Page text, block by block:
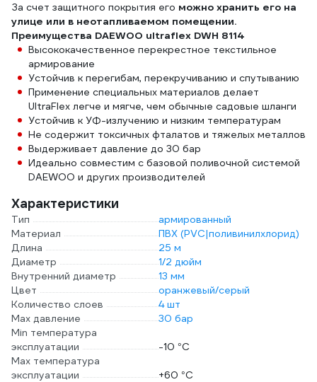
За счет защитного покрытия его можно хранить его на
улице или в неотапливаемом помещении.
Преимущества DAEWOO ultraflex DWH 8114
Высококачественное перекрестное текстильное
армирование
Устойчив к перегибам, перекручиванию и спутыванию
Применение специальных материалов делает
UltraFlex легче и мягче, чем обычные садовые шланги
Устойчив к УФ-излучению и низким температурам
Не содержит токсичных фталатов и тяжелых металлов
Выдерживает давление до 30 бар
Идеально совместим с базовой поливочной системой
DAEWOO и других производителей
Характеристики
Тип
армированный
Материал
ПВХ (PVC|поливинилхлорид)
Длина
25 м
Диаметр
1/2 дюйм
Внутренний диаметр
13 мм
Цвет
оранжевый/серый
Количество слоев
4 шт
Max давление
30 бар
Min температура
эксплуатации
-10 °С
Мах температура
эксплуатации
+60 °С